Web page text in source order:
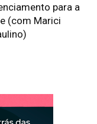
para a
(com Marici